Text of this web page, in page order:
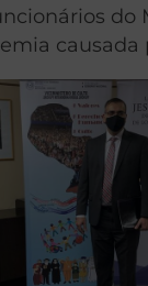
do
causada